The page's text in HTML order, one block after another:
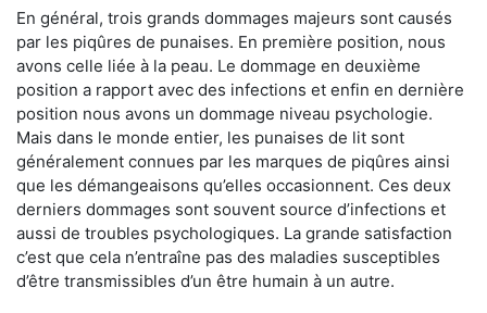
En général, trois grands dommages majeurs sont causés
par les piqûres de punaises. En première position, nous
avons celle liée à la peau. Le dommage en deuxième
position a rapport avec des infections et enfin en dernière
position nous avons un dommage niveau psychologie.
Mais dans le monde entier, les punaises de lit sont
généralement connues par les marques de piqûres ainsi
que les démangeaisons qu’elles occasionnent. Ces deux
derniers dommages sont souvent source d’infections et
aussi de troubles psychologiques. La grande satisfaction
c’est que cela n’entraîne pas des maladies susceptibles
d’être transmissibles d’un être humain à un autre.